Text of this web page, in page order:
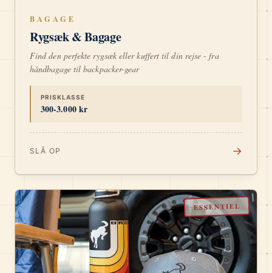
BAGAGE
Rygsæk & Bagage
Find den perfekte rygsæk eller kuffert til din rejse - fra
håndbagage til backpacker-gear
PRISKLASSE
300-3.000 kr
SLÅ OP →
ESSENTIEL